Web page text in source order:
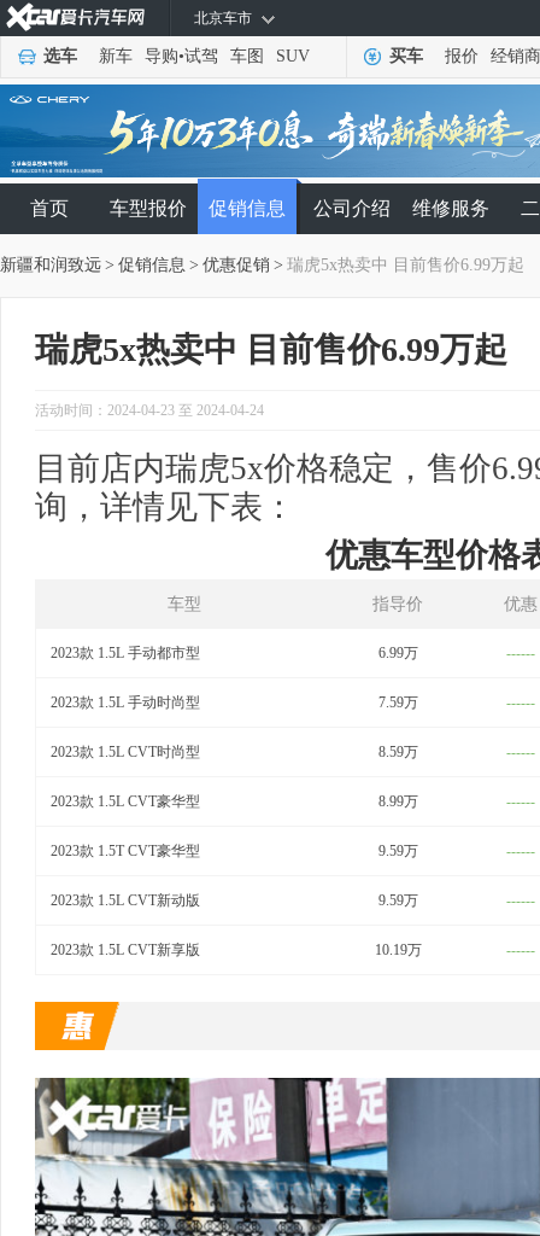
北京车市
选车 新车 导购•试驾 车图 SUV 买车 报价 经销商
首页 车型报价 促销信息 公司介绍 维修服务
新疆和润致远 > 促销信息 > 优惠促销 > 瑞虎5x热卖中 目前售价6.99万起
瑞虎5x热卖中 目前售价6.99万起
活动时间：2024-04-23 至 2024-04-24
目前店内瑞虎5x价格稳定，售价
询，详情见下表：
优惠车型价格
车型 指导价 优惠
2023款 1.5L 手动都市型 6.99万 ------
2023款 1.5L 手动时尚型 7.59万 ------
2023款 1.5L CVT时尚型 8.59万 ------
2023款 1.5L CVT豪华型 8.99万 ------
2023款 1.5T CVT豪华型 9.59万 ------
2023款 1.5L CVT新动版 9.59万 ------
2023款 1.5L CVT新享版 10.19万 ------